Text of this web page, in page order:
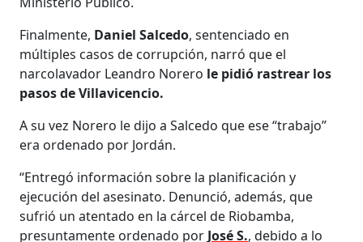
Finalmente, Daniel Salcedo, sentenciado en
múltiples casos de corrupción, narró que el
narcolavador Leandro Norero le pidió rastrear los
pasos de Villavicencio.
A su vez Norero le dijo a Salcedo que ese “trabajo”
era ordenado por Jordán.
“Entregó información sobre la planificación y
ejecución del asesinato. Denunció, además, que
sufrió un atentado en la cárcel de Riobamba,
presuntamente ordenado por José S., debido a lo